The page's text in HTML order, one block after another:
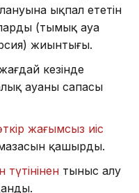
ықпал ететін
(тымық ауа
жиынтығы.
кезінде
ауаның сапасы
жағымсыз иіс
қашырды.
түтінінен тыныс алу